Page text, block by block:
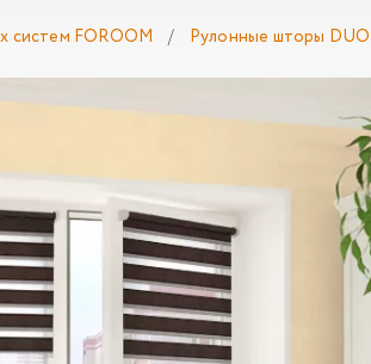
систем FOROOM / Рулонные шторы DUO